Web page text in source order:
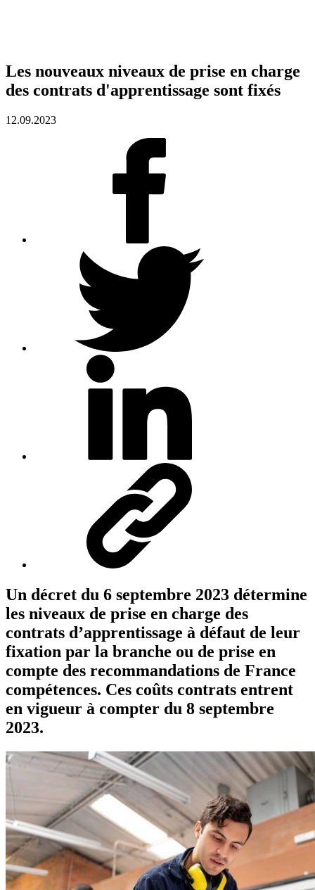
Les nouveaux niveaux de prise en charge
des contrats d'apprentissage sont fixés
12.09.2023
Un décret du 6 septembre 2023 détermine
les niveaux de prise en charge des
contrats d’apprentissage à défaut de leur
fixation par la branche ou de prise en
compte des recommandations de France
compétences. Ces coûts contrats entrent
en vigueur à compter du 8 septembre
2023.